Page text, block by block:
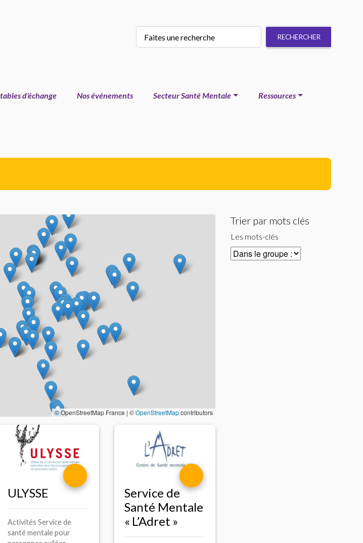
d’échange Nos événements Secteur Santé Mentale
Ressources
© OpenStreetMap France | ©OpenStreetMapcontributors
ULYSSE
Activités Service de
santé mentale pour
Service de
Santé Mentale
« L’Adret »
Trier par mots clés
Les mots-clés